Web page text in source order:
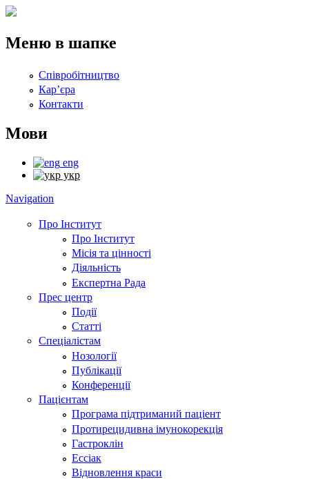
Перейти до основного вмісту
Меню в шапке
Співробітництво
Кар’єра
Контакти
Мови
eng
укр
Navigation
Про Інститут
Про Інститут
Місія та цінності
Діяльність
Експертна Рада
Прес центр
Події
Статті
Спеціалістам
Нозології
Публікації
Конференції
Пацієнтам
Програма підтриманий паціент
Протирецидивна імунокорекція
Гастроклін
Ессіак
Відновлення краси